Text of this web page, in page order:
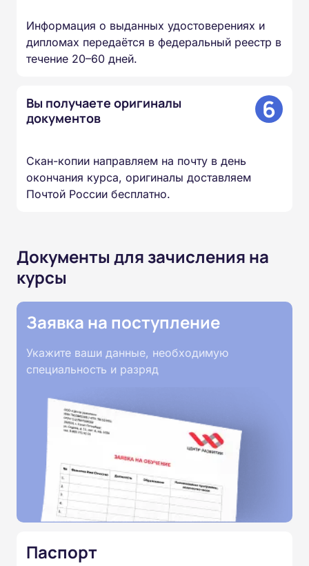
Информация о выданных удостоверениях и
дипломах передаётся в федеральный реестр в
течение 20–60 дней.
Вы получаете оригиналы
документов
6
Скан-копии направляем на почту в день
окончания курса, оригиналы доставляем
Почтой России бесплатно.
Документы для зачисления на
курсы
Заявка на поступление
Укажите ваши данные, необходимую
специальность и разряд
Паспорт